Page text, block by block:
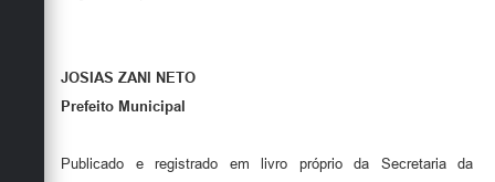
JOSIAS ZANI NETO
Prefeito Municipal
Publicado e registrado em livro próprio da Secretaria da